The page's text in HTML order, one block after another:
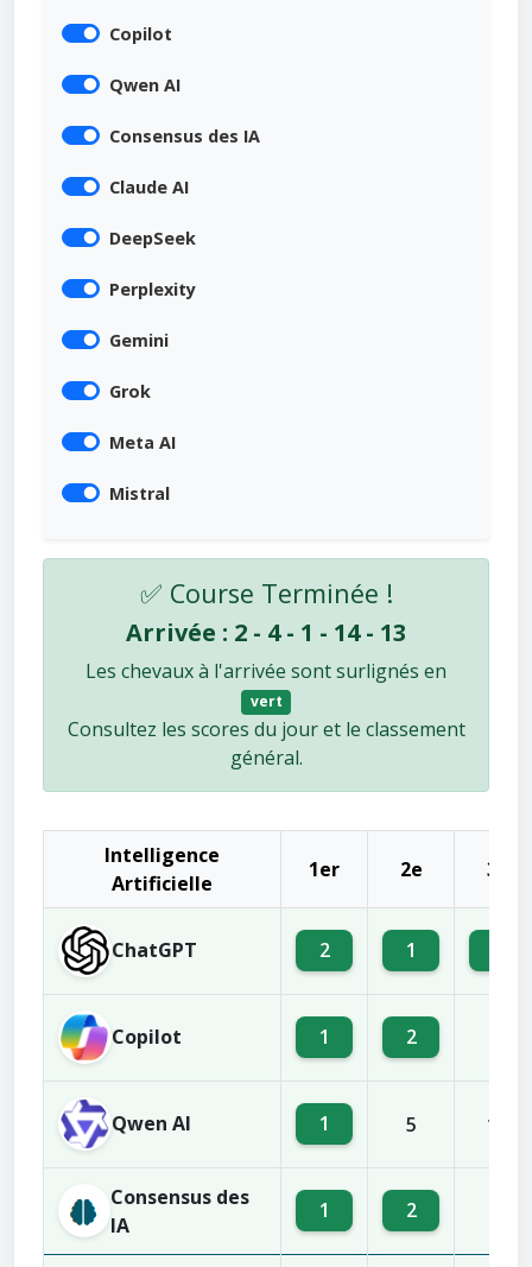
Copilot
Qwen AI
Consensus des IA
Claude AI
DeepSeek
Perplexity
Gemini
Grok
Meta AI
Mistral
✅ Course Terminée !
Arrivée : 2 - 4 - 1 - 14 - 13
Les chevaux à l'arrivée sont surlignés en
vert
Consultez les scores du jour et le classement
général.
Intelligence
Artificielle
1er 2e 3e
ChatGPT 2 1
Copilot 1 2
Qwen AI 1 5 10
Consensus des
IA
1 2